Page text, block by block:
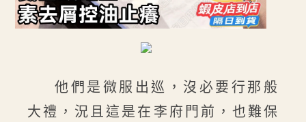
他們是微服出巡，沒必要行那般
大禮，況且這是在李府門前，也難保